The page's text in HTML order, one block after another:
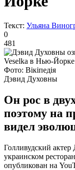
Текст: Ульяна
0
481
Фото: Вікіпедія
Дэвид Духовны
Он рос в
поэтому на
видел
Голливудский
украинском
опубликован на